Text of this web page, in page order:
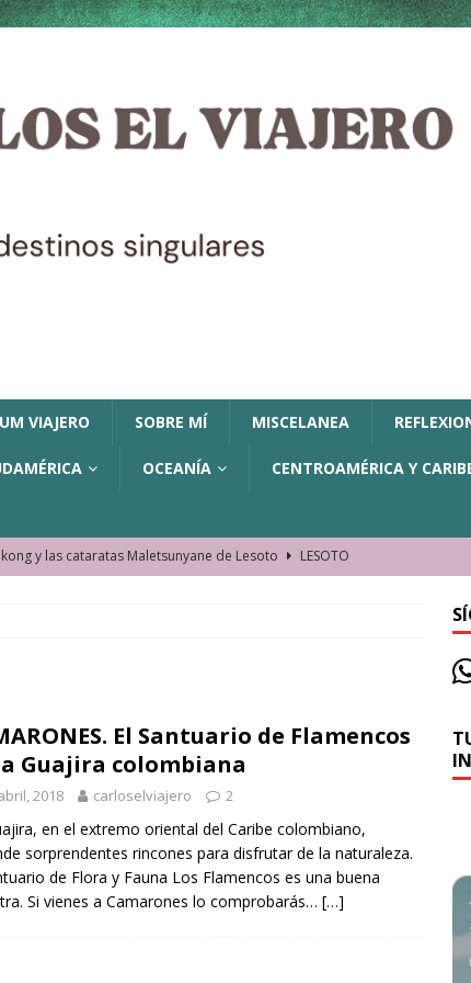
VIAJERO SOBRE MÍ MISCELANEA
OCEANÍA CENTROAMÉRICA Y
y las cataratas Maletsunyane de Lesoto
LESOTO
La historia de la misteriosa avioneta de la playa
JAMAICA
moverse en Seychelles de manera sostenible
El barrio más castizo de Malabo GUINEA ECUATORIAL
El Santuario de Flamencos
Guajira colombiana
2018 carloselviajero 2
en el extremo oriental del Caribe colombiano,
sorprendentes rincones para disfrutar de la naturaleza.
de Flora y Fauna Los Flamencos es una buena
Si vienes a Camarones lo comprobarás… […]